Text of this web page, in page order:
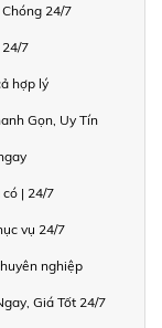
24/7
24/7
hợp lý
Gọn, Uy Tín
| 24/7
vụ 24/7
nghiệp
Giá Tốt 24/7